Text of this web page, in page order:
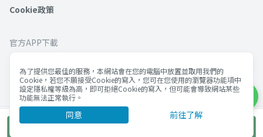
單次購買
Cookie政策
官方APP下載
©歐簿客科技股份有限公司 版權所有
統編 53092632
為了提供您最佳的服務，本網站會在您的電腦中放置並取用我們的
Cookie，若您不願接受Cookie的寫入，您可在您使用的瀏覽器功能項中
設定隱私權等級為高，即可拒絕Cookie的寫入，但可能會導致網站某些
功能無法正常執行。
同意 前往了解